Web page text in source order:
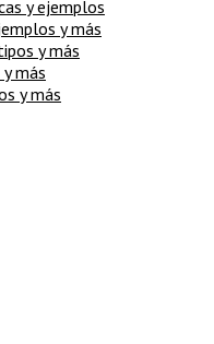
y ejemplos
y más
y más
más
y más